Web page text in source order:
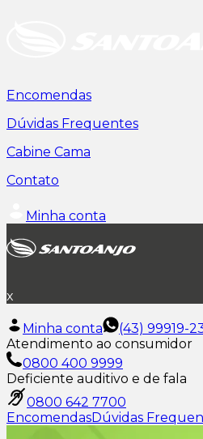
Encomendas
Dúvidas Frequentes
Cabine Cama
Contato
Minha conta
x
Minha conta
(43) 99919-
Atendimento ao consumidor
0800 400 9999
Deficiente auditivo e de fala
0800 642 7700
EncomendasDúvidas